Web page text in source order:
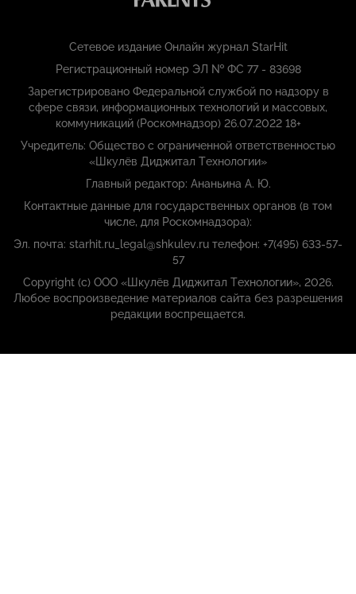
Сетевое издание Онлайн журнал StarHit
Регистрационный номер ЭЛ № ФС 77 - 83698
Зарегистрировано Федеральной службой по надзору в
сфере связи, информационных технологий и массовых,
коммуникаций (Роскомнадзор) 26.07.2022 18+
Учредитель: Общество с ограниченной ответственностью
«Шкулёв Диджитал Технологии»
Главный редактор: Ананьина А. Ю.
Контактные данные для государственных органов (в том
числе, для Роскомнадзора):
Эл. почта: starhit.ru_legal@shkulev.ru телефон: +7(495) 633-57-
57
Copyright (с) ООО «Шкулёв Диджитал Технологии», 2026.
Любое воспроизведение материалов сайта без разрешения
редакции воспрещается.